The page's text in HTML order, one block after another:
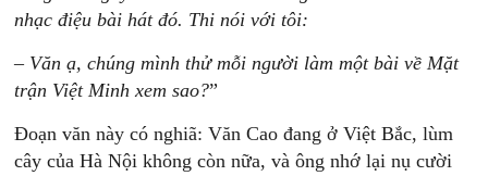
nhạc điệu bài hát đó. Thi nói với tôi:
– Văn ạ, chúng mình thử mỗi người làm một bài về Mặt
trận Việt Minh xem sao?”
Đoạn văn này có nghiã: Văn Cao đang ở Việt Bắc, lùm
cây của Hà Nội không còn nữa, và ông nhớ lại nụ cười